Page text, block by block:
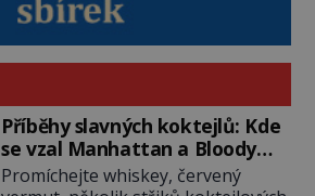
Příběhy slavných koktejlů: Kde
se vzal Manhattan a Bloody
Mary?
Promíchejte whiskey, červený